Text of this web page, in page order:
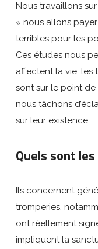
Nous travaillons
« nous allons
terribles pour les
Ces études nous
affectent la vie, les
sont sur le point de
nous tâchons
sur leur existence.
Quels sont
Ils concernent
tromperies,
ont réellement
impliquent la